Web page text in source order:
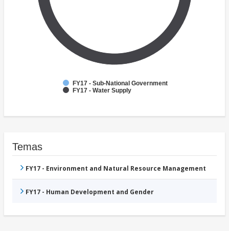
FY17 - Sub-National Government
FY17 - Water Supply
Temas
FY17 - Environment and Natural Resource Management
FY17 - Human Development and Gender